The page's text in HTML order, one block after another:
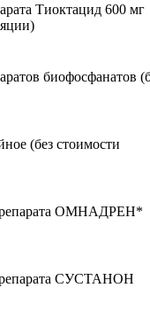
Тиоктацид 600 мг
биофосфанатов
(без стоимости
ОМНАДРЕН*
СУСТАНОН